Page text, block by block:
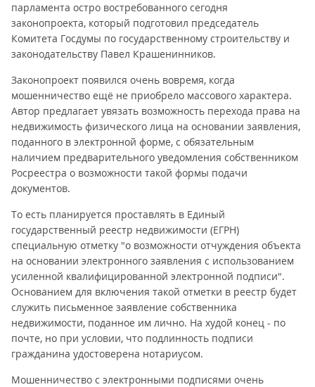
парламента остро востребованного сегодня
законопроекта, который подготовил председатель
Комитета Госдумы по государственному строительству и
законодательству Павел Крашенинников.
Законопроект появился очень вовремя, когда
мошенничество ещё не приобрело массового характера.
Автор предлагает увязать возможность перехода права на
недвижимость физического лица на основании заявления,
поданного в электронной форме, с обязательным
наличием предварительного уведомления собственником
Росреестра о возможности такой формы подачи
документов.
То есть планируется проставлять в Единый
государственный реестр недвижимости (ЕГРН)
специальную отметку "о возможности отчуждения объекта
на основании электронного заявления с использованием
усиленной квалифицированной электронной подписи".
Основанием для включения такой отметки в реестр будет
служить письменное заявление собственника
недвижимости, поданное им лично. На худой конец - по
почте, но при условии, что подлинность подписи
гражданина удостоверена нотариусом.
Мошенничество с электронными подписями очень